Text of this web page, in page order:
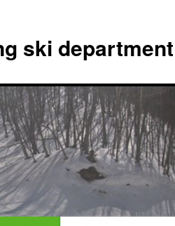
ski department